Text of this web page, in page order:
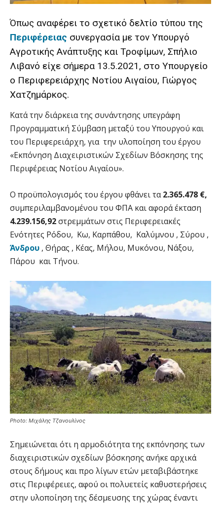
Όπως αναφέρει το σχετικό δελτίο τύπου της
Περιφέρειας συνεργασία με τον Υπουργό
Αγροτικής Ανάπτυξης και Τροφίμων, Σπήλιο
Λιβανό είχε σήμερα 13.5.2021, στο Υπουργείο
ο Περιφερειάρχης Νοτίου Αιγαίου, Γιώργος
Χατζημάρκος.
Κατά την διάρκεια της συνάντησης υπεγράφη
Προγραμματική Σύμβαση μεταξύ του Υπουργού και
του Περιφερειάρχη, για την υλοποίηση του έργου
«Εκπόνηση Διαχειριστικών Σχεδίων Βόσκησης της
Περιφέρειας Νοτίου Αιγαίου».
Ο προϋπολογισμός του έργου φθάνει τα2.365.478 €,
συμπεριλαμβανομένου του ΦΠΑ και αφορά έκταση
4.239.156,92στρεμμάτων στις Περιφερειακές
Ενότητες Ρόδου, Κω, Καρπάθου, Καλύμνου , Σύρου ,
Άνδρου , Θήρας , Κέας, Μήλου, Μυκόνου, Νάξου,
Πάρου και Τήνου.
Photo: Μιχάλης Τζανουλίνος
Σημειώνεται ότι η αρμοδιότητα της εκπόνησης των
διαχειριστικών σχεδίων βόσκησης ανήκε αρχικά
στους δήμους και προ λίγων ετών μεταβιβάστηκε
στις Περιφέρειες, αφού οι πολυετείς καθυστερήσεις
στην υλοποίηση της δέσμευσης της χώρας έναντι